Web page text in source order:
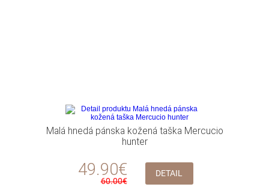
Malá hnedá pánska kožená taška Mercucio
hunter
49.90€
60.00€
DETAIL